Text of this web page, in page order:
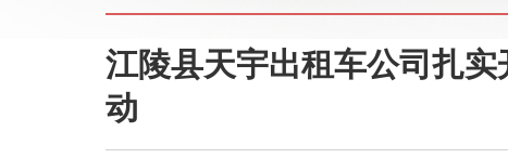
江陵县天宇出租车公司扎
动